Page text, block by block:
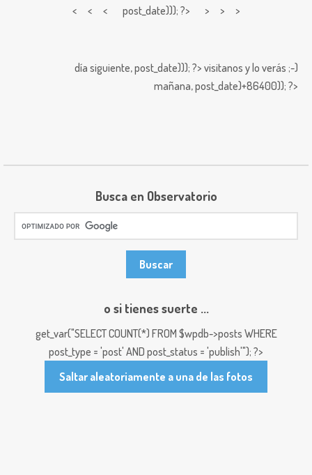
< < < post_date))); ?> > > >
día siguiente,post_date))); ?> visitanos y lo verás ;-)
mañana,post_date)+86400)); ?>
Busca en Observatorio
o si tienes suerte ...
get_var("SELECT COUNT(*) FROM $wpdb->posts WHERE
post_type = 'post' AND post_status = 'publish'"); ?>
Saltar aleatoriamente a una de las fotos